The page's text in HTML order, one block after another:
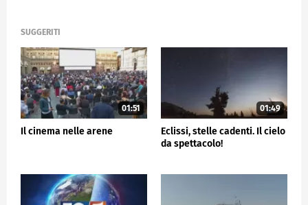
SUGGERITI
01:51
Il cinema nelle arene
01:49
Eclissi, stelle cadenti. Il cielo
da spettacolo!